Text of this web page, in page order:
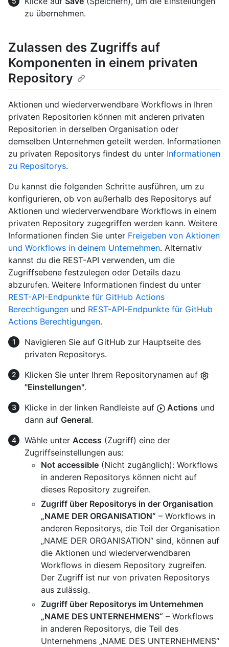
zu übernehmen.
Zulassen des Zugriffs auf
Komponenten in einem privaten
Repository
Aktionen und wiederverwendbare Workflows in Ihren
privaten Repositorien können mit anderen privaten
Repositorien in derselben Organisation oder
demselben Unternehmen geteilt werden. Informationen
zu privaten Repositorys findest du unter Informationen
zu Repositorys.
Du kannst die folgenden Schritte ausführen, um zu
konfigurieren, ob von außerhalb des Repositorys auf
Aktionen und wiederverwendbare Workflows in einem
privaten Repository zugegriffen werden kann. Weitere
Informationen finden Sie unter Freigeben von Aktionen
und Workflows in deinem Unternehmen. Alternativ
kannst du die REST-API verwenden, um die
Zugriffsebene festzulegen oder Details dazu
abzurufen. Weitere Informationen findest du unter
REST-API-Endpunkte für GitHub Actions
Berechtigungen und REST-API-Endpunkte für GitHub
Actions Berechtigungen.
Navigieren Sie auf GitHub zur Hauptseite des
privaten Repositorys.
Klicken Sie unter Ihrem Repositorynamen auf
"Einstellungen".
Klicke in der linken Randleiste auf
Actions und
dann auf General.
Wähle unter Access (Zugriff) eine der
Zugriffseinstellungen aus:
Not accessible (Nicht zugänglich): Workflows
in anderen Repositorys können nicht auf
dieses Repository zugreifen.
Zugriff über Repositorys in der Organisation
„NAME DER ORGANISATION“ – Workflows in
anderen Repositorys, die Teil der Organisation
„NAME DER ORGANISATION“ sind, können auf
die Aktionen und wiederverwendbaren
Workflows in diesem Repository zugreifen.
Der Zugriff ist nur von privaten Repositorys
aus zulässig.
Zugriff über Repositorys im Unternehmen
„NAME DES UNTERNEHMENS“ – Workflows
in anderen Repositorys, die Teil des
Unternehmens „NAME DES UNTERNEHMENS“